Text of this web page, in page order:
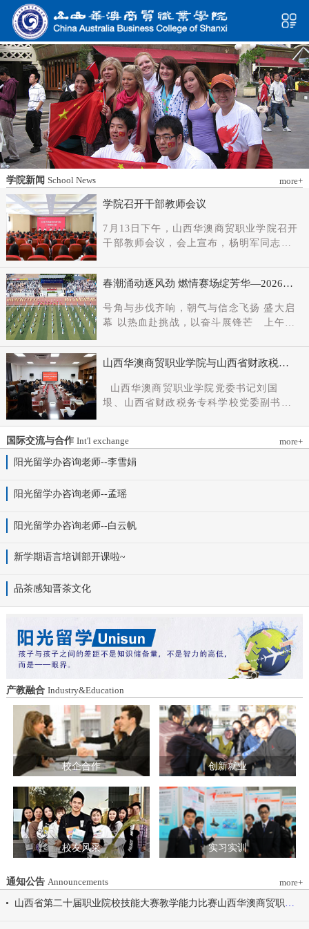
学院新闻 School News more+
学院召开干部教师会议
7月13日下午，山西华澳商贸职业学院召开
干部教师会议，会上宣布，杨明军同志任
记、督导专员职务。省委教育工委主持日
常工作的副书记（正厅长级），省教育厅
党组成员、副厅长王军出席会议并讲话。
新任党委书记杨明军同志、理事长刘耀国
分别作表态发言，刘国垠同志主持会议。
省委组织部干部六处、省委教育工委组织
领导班子成员、中层干部及教师代表参加
会议。
春潮涌动逐风劲 燃情赛场绽芳华—2026年
号角与步伐齐响，朝气与信念飞扬 盛大启
幕 以热血赴挑战，以奋斗展锋芒 上午9
扬，国旗护卫队整齐着装、身姿挺拔、精
神抖擞，护送五星红旗庄严入场，鲜红的
旗帜在春日暖阳下熠熠生辉，彰显着华澳
学子赤诚的家国情怀与昂扬的精神风貌。
紧随其后，校旗方阵、彩旗方阵依次行
进，彩旗猎猎映晴空，灵动的步伐与明媚
景。全场师生肃立，升国旗、奏唱国歌。
冉冉升起，全体师生行注目礼，目光坚
时代华章。 学院院长白峰致开幕词，
动会是学院践行“健康第一”教育理念、推
动会为契机，涵养健康体魄、锤炼坚韧意
志，将赛场上的拼搏精神、协作意识转化
为学习工作的强大动力，凝心聚力、笃行
不怠，共同书写华澳学院高质量发展的崭
新篇章。 本届开幕式以“逐梦 健康 奋进
感恩”为脉络，献上四场精彩展演。 健康
同行，雅韵律动 优雅交谊舞翩跹起舞，
舞步轻盈、配合默契，在旋转与迈步间绽
放自信从容的青春风采。 感恩于心，团
结奋进 歌舞表演温暖有力，音符与舞步
传递同心同行的信念，凝聚团结力量，共
赴赛场追梦之旅。 学院党委书记刘国垠
宣布山西华澳商贸职业学院2026年春季田
径运动会正式开始！
山西华澳商贸职业学院与山西省财政税务
建和思想政治工作结对共建协议
山西华澳商贸职业学院党委书记刘国
垠、山西省财政税务专科学校党委副书记
院长白峰主持。签约仪式现场气氛庄重而
热烈。 山西省财政税务专科学校党委副
本情况以及党建和思政工作方面的做法进
工作向“有效覆盖”“全面提质”提出几点建
议：一要筑牢组织根基。以党建标准化、
组织生活联过等方式，筑牢学校事业发展
源共享机制，共同开发实践教学基地，打
造特色育人载体。三要强化队伍建设。通
过挂职帮带、专题培训、观摩交流等形
式，培育政治强、业务精、作风正的党务
和思政工作队伍。四要推动深度融合。把
结对共建融入专业建设、科研创新、人才
培养、社会服务全过程，让党建引领下的
校际合作，既赋能民办高校规范发展，也
助力公办高校拓展育人维度。 在共同见
证下，三方校领导签署了《党建和思想政
治工作结对共建协议书》。 此次签约不
仅为党建和思想政治工作搭建起常态化、
制度化的交流平台，更为三方在更广领
域、更深层次的合作奠定了坚实基础。相
关责任部门将主动对接、深化交流，推动
共建内容落地见效，共同谱写公办民办高
校协同发展的新篇章。
国际交流与合作 Int'l exchange
more+
阳光留学办咨询老师--李雪娟
阳光留学办咨询老师--孟瑶
阳光留学办咨询老师--白云帆
新学期语言培训部开课啦~
品茶感知晋茶文化
产教融合 Industry&Education
校企合作 创新就业
校友风采 实习实训
通知公告 Announcements
more+
山西省第二十届职业院校技能大赛教学能力比赛山西华澳商贸职业学院参赛团队信息公示